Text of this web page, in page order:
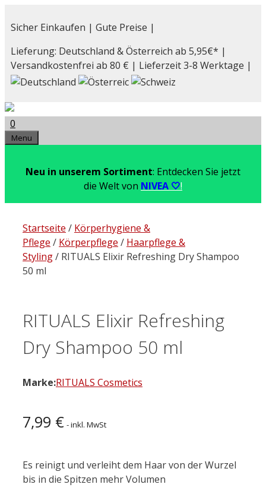
Inhalt
Sicher Einkaufen | Gute Preise |
Lieferung: Deutschland & Österreich ab 5,95€* |
Versandkostenfrei ab 80 € | Lieferzeit 3-8 Werktage |
0
Menu
Neu in unserem Sortiment: Entdecken Sie jetzt
die Welt von NIVEA 🤍!
Startseite / Körperhygiene &
Pflege / Körperpflege / Haarpflege &
Styling/ RITUALS Elixir Refreshing Dry Shampoo
50 ml
RITUALS Elixir Refreshing
Dry Shampoo 50 ml
Marke:RITUALS Cosmetics
7,99 € - inkl. MwSt
Es reinigt und verleiht dem Haar von der Wurzel
bis in die Spitzen mehr Volumen